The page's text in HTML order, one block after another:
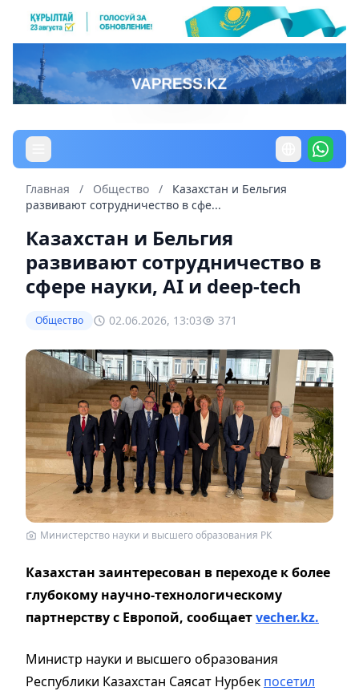
Главная / Общество /
Казахстан и Бельгия
развивают сотрудничество в сфе...
Казахстан и Бельгия
развивают сотрудничество в
сфере науки, AI и deep-tech
Общество 02.06.2026, 13:03 371
Министерство науки и высшего образования РК
Казахстан заинтересован в переходе к более
глубокому научно-технологическому
партнерству с Европой, сообщаетvecher.kz.
Министр науки и высшего образования
Республики Казахстан Саясат Нурбек посетил